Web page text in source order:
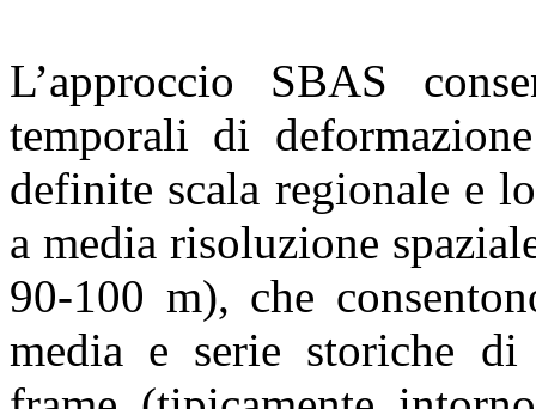
L’approccio SBAS
temporali di
definite scala regionale e
a media risoluzione
90-100 m), che
media e serie storiche di